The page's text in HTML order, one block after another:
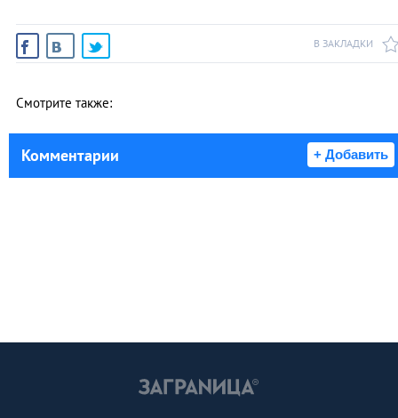
В ЗАКЛАДКИ
Смотрите также:
Комментарии + Добавить